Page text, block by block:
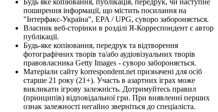
Будь яке копіювання, публікація, передрук, чи наступне
поширення інформації, що містить посилання на
"Інтерфакс-Україна", EPA / UPG, суворо забороняється.
Власник веб-сторінки в розділі Я-Корреспондент є автор
публікації.
Будь-яке копіювання, передрук та відтворення
фотографічних творів та/або аудіовізуальних творів
правовласника Getty Images - суворо забороняється.
Матеріали сайту korrespondent.net призначені для осіб
старше 21 року (21+). Участь в азартних іграх може
викликати ігрову залежність. Дотримуйтесь правил
(принципів) відповідальної гри. При виявленні перших
ознак залежності негайно зверніться до спеціаліста.